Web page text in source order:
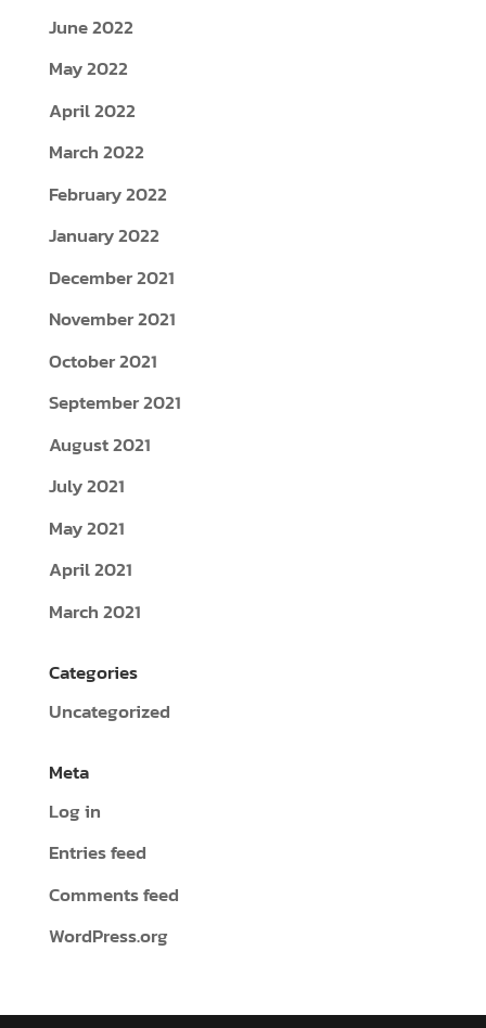
June 2022
May 2022
April 2022
March 2022
February 2022
January 2022
December 2021
November 2021
October 2021
September 2021
August 2021
July 2021
May 2021
April 2021
March 2021
Categories
Uncategorized
Meta
Log in
Entries feed
Comments feed
WordPress.org